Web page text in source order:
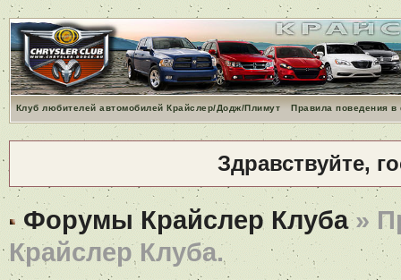
Клуб любителей автомобилей Крайслер/Додж/Плимут Правила поведения
Здравствуйте,
Форумы Крайслер Клуба»
Крайслер Клуба.